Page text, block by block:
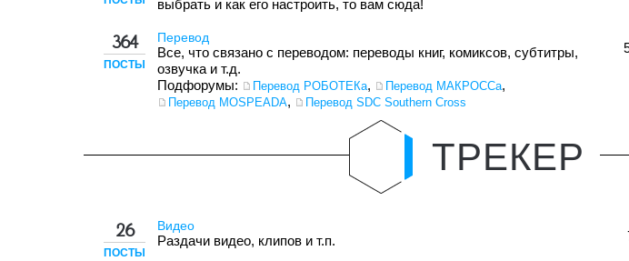
выбрать и как его настроить, то вам сюда!
364
ПОСТЫ
Перевод
Все, что связано с переводом: переводы книг, комиксов, субтитры,
озвучка и т.д.
Подфорумы: Перевод РОБОТЕКа, Перевод МАКРОССа,
Перевод MOSPEADA, Перевод SDC Southern Cross
ТРЕКЕР
26
ПОСТЫ
Видео
Раздачи видео, клипов и т.п.